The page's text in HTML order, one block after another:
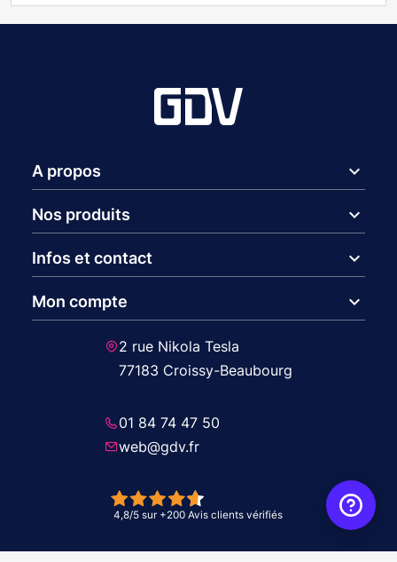
A propos expand_more
Nos produits expand_more
Infos et contact expand_more
Mon compte expand_more
2 rue Nikola Tesla
77183 Croissy-Beaubourg
01 84 74 47 50
web@gdv.fr